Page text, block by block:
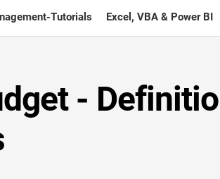
Tutorials Excel, VBA & Power BI
-